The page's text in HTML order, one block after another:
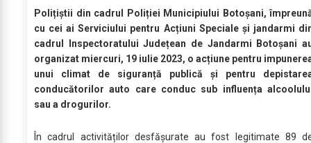
Polițiștii din cadrul Poliției Municipiului Botoșani,
cu cei ai Serviciului pentru Acțiuni Speciale și jandarmi
cadrul Inspectoratului Județean de Jandarmi Botoșani
organizat miercuri, 19 iulie 2023, o acțiune pentru
unui climat de siguranță publică și pentru
conducătorilor auto care conduc sub influența
sau a drogurilor.
În cadrul activităților desfășurate au fost legitimate 89